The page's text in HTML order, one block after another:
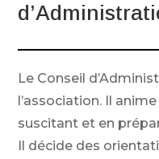
Le Conseil
l’association. Il
suscitant et en
Il décide des